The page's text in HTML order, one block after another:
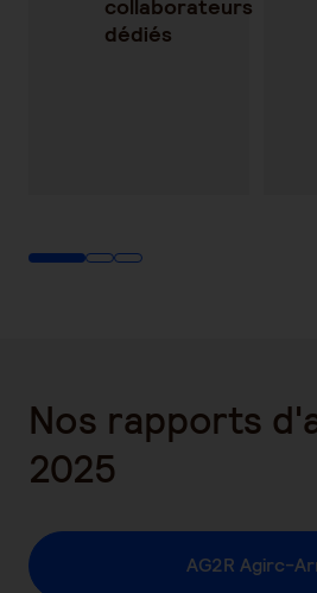
collaborateurs
dédiés
Nos rapports
2025
AG2R Agirc-